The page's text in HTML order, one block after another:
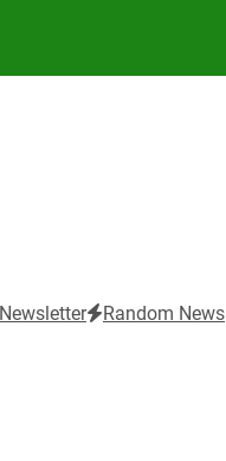
Newsletter Random News